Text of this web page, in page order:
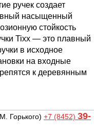
ручек создает
насыщенный
стойкость
Tixx — это плавный
в исходное
на входные
к деревянным
Горького) +7 (8452) 39-